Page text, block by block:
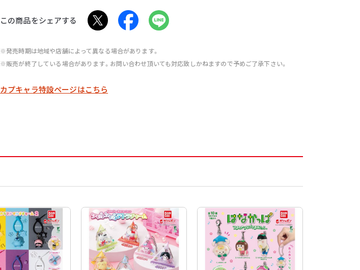
この商品をシェアする
※発売時期は地域や店舗によって異なる場合があります。
※販売が終了している場合があります。お問い合わせ頂いても対応致しかねますので予めご了承下さい。
カプキャラ特設ページはこちら